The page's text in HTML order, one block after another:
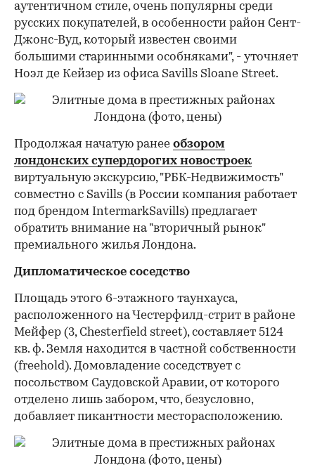
аутентичном стиле, очень популярны среди
русских покупателей, в особенности район Сент-
Джонс-Вуд, который известен своими
большими старинными особняками", - уточняет
Ноэл де Кейзер из офиса Savills Sloane Street.
Продолжая начатую ранее обзором
лондонских супердорогих новостроек
виртуальную экскурсию, "РБК-Недвижимость"
совместно с Savills (в России компания работает
под брендом IntermarkSavills) предлагает
обратить внимание на "вторичный рынок"
премиального жилья Лондона.
Дипломатическое соседство
Площадь этого 6-этажного таунхауса,
расположенного на Честерфилд-стрит в районе
Мейфер (3, Chesterfield street), составляет 5124
кв. ф. Земля находится в частной собственности
(freehold). Домовладение соседствует с
посольством Саудовской Аравии, от которого
отделено лишь забором, что, безусловно,
добавляет пикантности месторасположению.